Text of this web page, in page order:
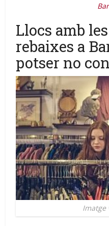
Llocs amb
rebaixes a
potser no
Imatge